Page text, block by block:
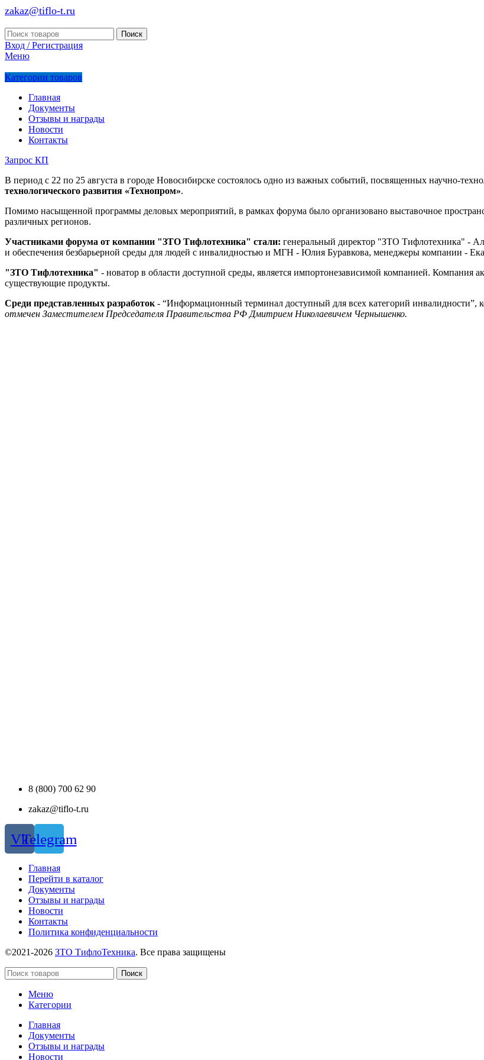
zakaz@tiflo-t.ru
Поиск
Вход / Регистрация
Меню
Категории товаров
Главная
Документы
Отзывы и награды
Новости
Контакты
Запрос КП
В период с 22 по 25 августа в городе Новосибирске состоялось одно из важных событий, посвященных научно-
технологического развития «Технопром».
Помимо насыщенной программы деловых мероприятий, в рамках форума было организовано выставочное
различных регионов.
Участниками форума от компании "ЗТО Тифлотехника" стали: генеральный директор "ЗТО Тифлотехника" -
и обеспечения безбарьерной среды для людей с инвалидностью и МГН - Юлия Буравкова, менеджеры компании -
"ЗТО Тифлотехника" - новатор в области доступной среды, является импортонезависимой компанией. Компания
существующие продукты.
Среди представленных разработок - “Информационный терминал доступный для всех категорий инвалидности”,
отмечен Заместителем Председателя Правительства РФ Дмитрием Николаевичем Чернышенко.
8 (800) 700 62 90
zakaz@tiflo-t.ru
VkTelegram
Главная
Перейти в каталог
Документы
Отзывы и награды
Новости
Контакты
Политика конфиденциальности
©2021-2026 ЗТО ТифлоТехника. Все права защищены
Поиск
Меню
Категории
Главная
Документы
Отзывы и награды
Новости